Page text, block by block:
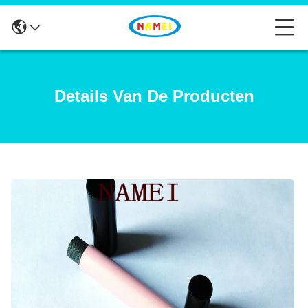
Details Van De Producten